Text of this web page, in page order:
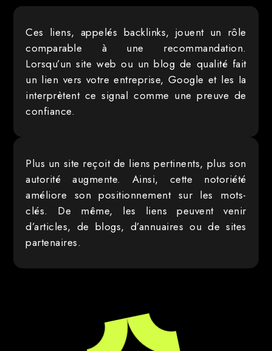
Ces liens, appelés backlinks, jouent un rôle
comparable à une recommandation.
Lorsqu’un site web ou un blog de qualité fait
un lien vers votre entreprise, Google et les Ia
interprètent ce signal comme une preuve de
confiance.
Plus un site reçoit de liens pertinents, plus son
autorité augmente. Ainsi, cette notoriété
améliore son positionnement sur les mots-
clés. De même, les liens peuvent venir
d’articles, de blogs, d’annuaires ou de sites
partenaires.